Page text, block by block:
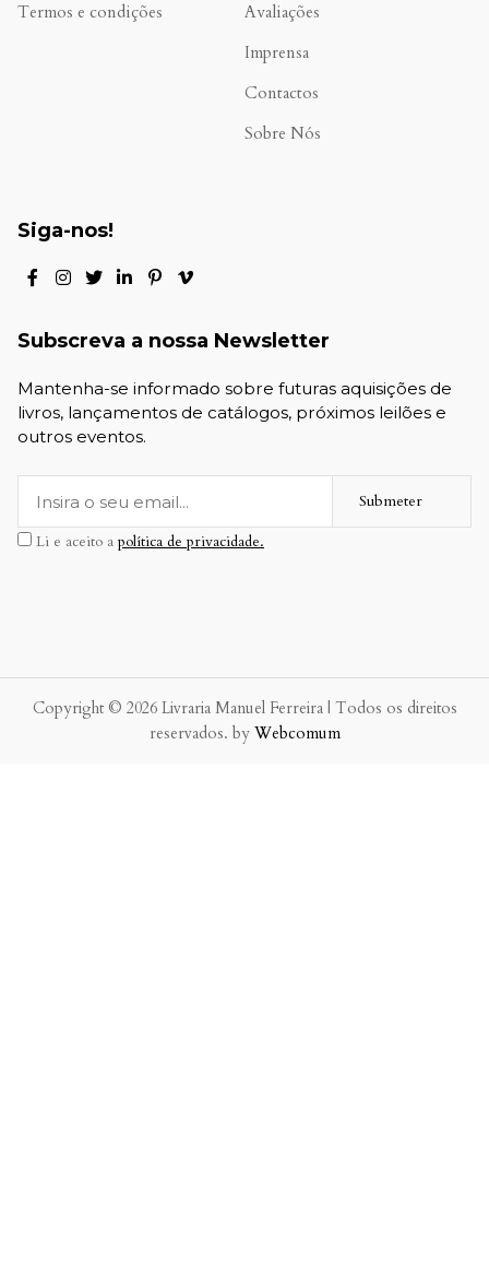
Termos e condições
Avaliações
Imprensa
Contactos
Sobre Nós
Siga-nos!
Subscreva a nossa Newsletter
Mantenha-se informado sobre futuras aquisições de
livros, lançamentos de catálogos, próximos leilões e
outros eventos.
Submeter
Li e aceito a política de privacidade.
Copyright © 2026 Livraria Manuel Ferreira | Todos os direitos
reservados. by Webcomum